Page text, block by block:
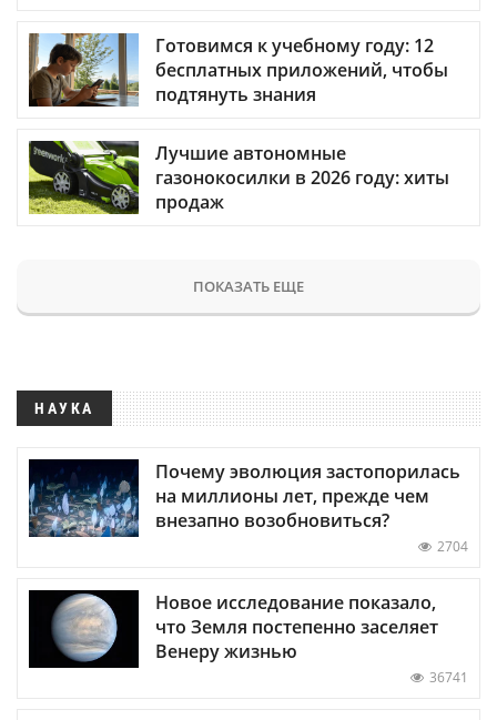
Готовимся к учебному году: 12
бесплатных приложений, чтобы
подтянуть знания
Лучшие автономные
газонокосилки в 2026 году: хиты
продаж
ПОКАЗАТЬ ЕЩЕ
НАУКА
Почему эволюция застопорилась
на миллионы лет, прежде чем
внезапно возобновиться?
2704
Новое исследование показало,
что Земля постепенно заселяет
Венеру жизнью
36741